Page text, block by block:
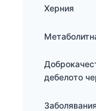
Херния
дебелото